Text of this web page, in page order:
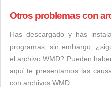
Otros problemas con
Has descargado y has
programas, sin embargo,
el archivo WMD? Pueden
aquí te presentamos las
con archivos WMD: